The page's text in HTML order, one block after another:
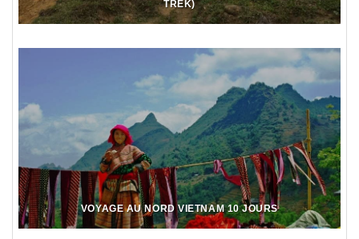
TREK)
VOYAGE AU NORD VIETNAM 10 JOURS